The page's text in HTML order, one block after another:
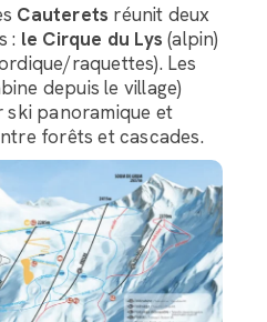
Cauterets réunit deux
: le Cirque du Lys (alpin)
raquettes). Les
depuis le village)
ski panoramique et
forêts et cascades.